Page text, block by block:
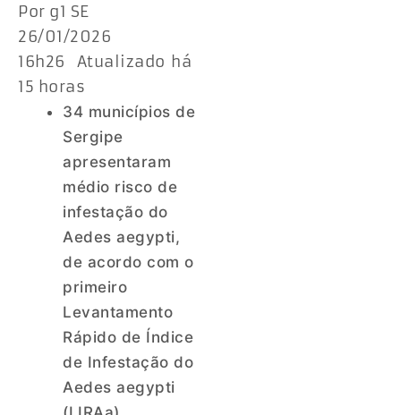
Por g1 SE
26/01/2026
16h26 Atualizado há
15 horas
34 municípios de
Sergipe
apresentaram
médio risco de
infestação do
Aedes aegypti,
de acordo com o
primeiro
Levantamento
Rápido de Índice
de Infestação do
Aedes aegypti